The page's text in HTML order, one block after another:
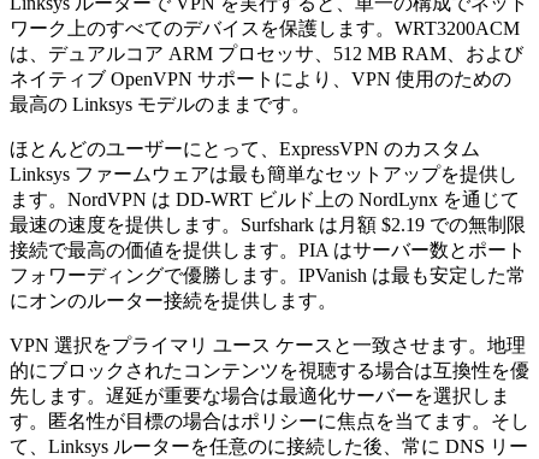
ワーク上のすべてのデバイスを保護します。WRT3200ACM
は、デュアルコア ARM プロセッサ、512 MB RAM、および
ネイティブ OpenVPN サポートにより、VPN 使用のための
最高の Linksys モデルのままです。
ほとんどのユーザーにとって、ExpressVPN のカスタム
Linksys ファームウェアは最も簡単なセットアップを提供し
ます。NordVPN は DD-WRT ビルド上の NordLynx を通じて
最速の速度を提供します。Surfshark は月額 $2.19 での無制限
接続で最高の価値を提供します。PIA はサーバー数とポート
フォワーディングで優勝します。IPVanish は最も安定した常
にオンのルーター接続を提供します。
VPN 選択をプライマリ ユース ケースと一致させます。地理
的にブロックされたコンテンツを視聴する場合は互換性を優
先します。遅延が重要な場合は最適化サーバーを選択しま
す。匿名性が目標の場合はポリシーに焦点を当てます。そし
て、Linksys ルーターを任意のに接続した後、常に DNS リー